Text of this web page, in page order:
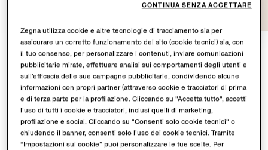
Nel cuore diCon te con tuttosi trova un territorio
condiviso: l'Oasi Zegna – i 100 km² di territorio naturale
nelle Alpi Biellesi concepiti dal nostro Fondatore
Ermenegildo Zegna – e il Lanificio, dove i nostri tessuti
più pregiati prendono forma.
Zegna utilizza cookie e altre tecnologie di tracciamento sia per
assicurare un corretto funzionamento del sito (cookie tecnici) sia, con
il tuo consenso, per personalizzare i contenuti, inviare comunicazioni
pubblicitarie mirate, effettuare analisi sui comportamenti degli utenti e
sull’efficacia delle sue campagne pubblicitarie, condividendo alcune
informazioni con propri partner (attraverso cookie e tracciatori di prima
e di terza parte per la profilazione. Cliccando su "Accetta tutto", accetti
l’uso di tutti i cookie e tracciatori, inclusi quelli di marketing,
profilazione e social. Cliccando su "Consenti solo cookie tecnici" o
chiudendo il banner, consenti solo l’uso dei cookie tecnici. Tramite
“Impostazioni sui cookie” puoi personalizzare le tue scelte. Per
CONTINUA SENZA ACCETTARE